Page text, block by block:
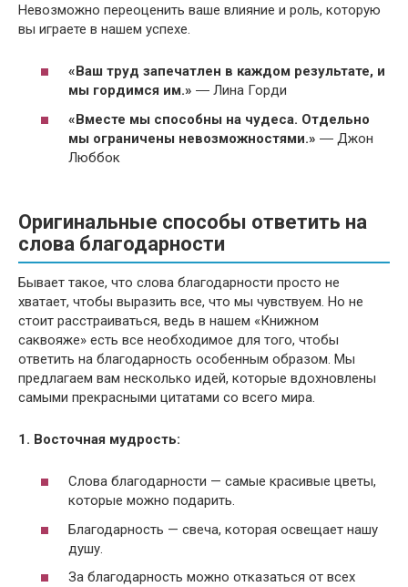
Невозможно переоценить ваше влияние и роль, которую
вы играете в нашем успехе.
«Ваш труд запечатлен в каждом результате, и
мы гордимся им.» ― Лина Горди
«Вместе мы способны на чудеса. Отдельно
мы ограничены невозможностями.» ― Джон
Люббок
Оригинальные способы ответить на
слова благодарности
Бывает такое, что слова благодарности просто не
хватает, чтобы выразить все, что мы чувствуем. Но не
стоит расстраиваться, ведь в нашем «Книжном
саквояже» есть все необходимое для того, чтобы
ответить на благодарность особенным образом. Мы
предлагаем вам несколько идей, которые вдохновлены
самыми прекрасными цитатами со всего мира.
1. Восточная мудрость:
Слова благодарности — самые красивые цветы,
которые можно подарить.
Благодарность — свеча, которая освещает нашу
душу.
За благодарность можно отказаться от всех